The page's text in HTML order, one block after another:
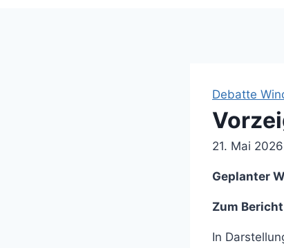
Debatte
21. Mai 2026
Geplanter
Zum
In